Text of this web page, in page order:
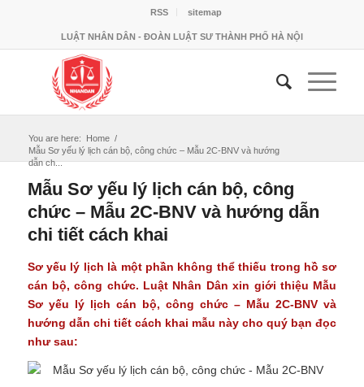
RSS sitemap
LUẬT NHÂN DÂN - ĐOÀN LUẬT SƯ THÀNH PHỐ HÀ NỘI
You are here: Home /
Mẫu Sơ yếu lý lịch cán bộ, công chức – Mẫu 2C-BNV và hướng
dẫn ch...
Mẫu Sơ yếu lý lịch cán bộ, công
chức – Mẫu 2C-BNV và hướng dẫn
chi tiết cách khai
Sơ yếu lý lịch là một phần không thể thiếu trong hồ sơ
cán bộ, công chức. Luật Nhân Dân xin giới thiệu Mẫu
Sơ yếu lý lịch cán bộ, công chức – Mẫu 2C-BNV và
hướng dẫn chi tiết cách khai mẫu này cho quý bạn đọc
như sau: